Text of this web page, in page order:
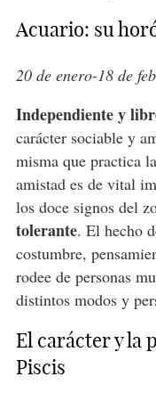
Acuario: su
20 de enero-18 de
Independiente y
carácter sociable y
misma que practica
amistad es de vital
los doce signos del
tolerante. El hecho
costumbre,
rodee de personas
distintos modos y
El carácter y la
Piscis